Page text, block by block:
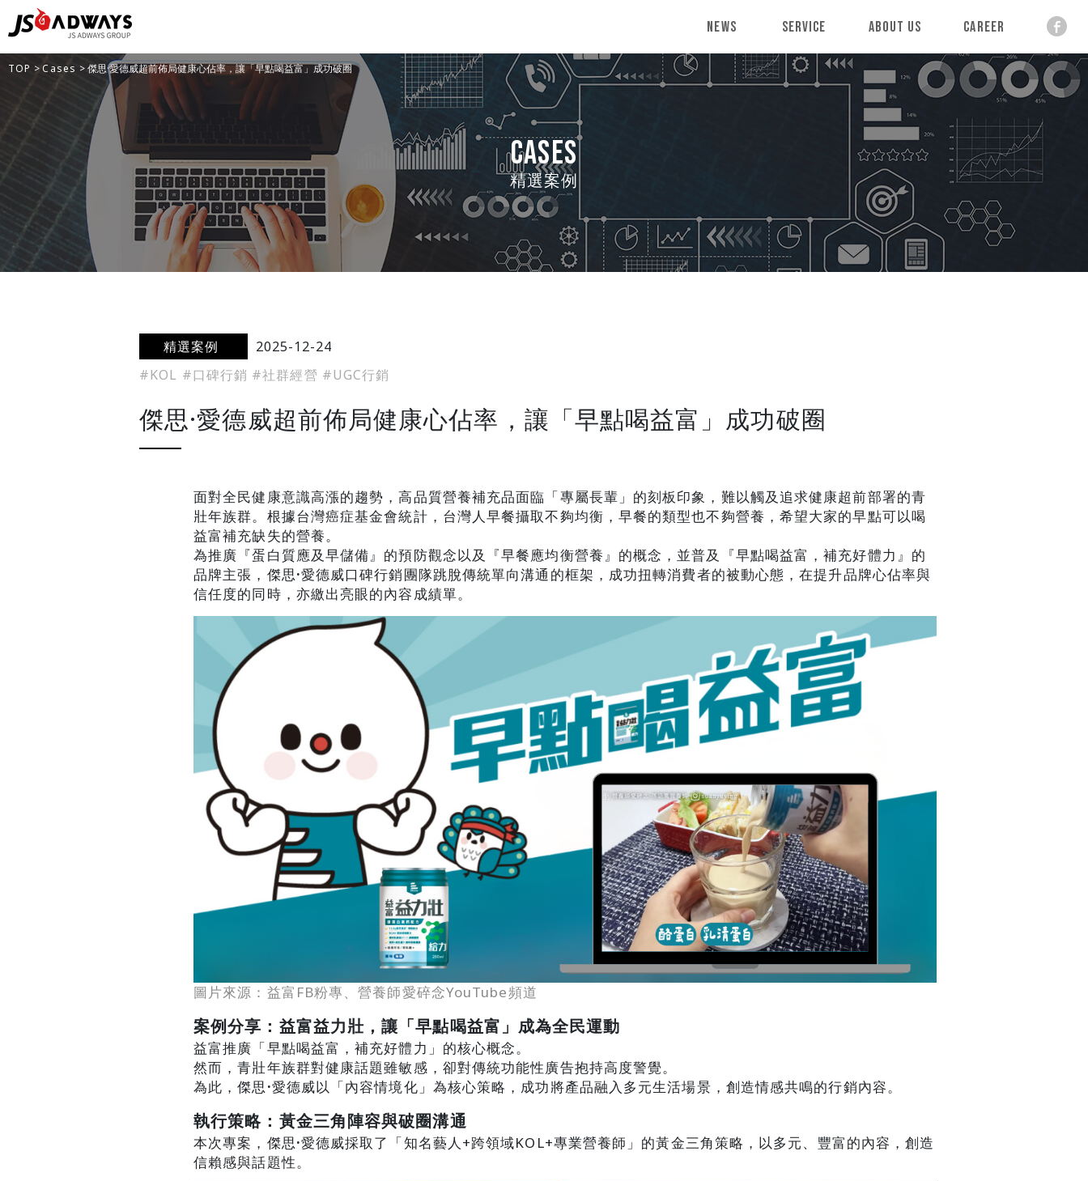
News Service About Us Career
TOP >Cases > 傑思·愛德威超前佈局健康心佔率，讓「早點喝益富」成功破圈
CASES
精選案例
精選案例
2025-12-24
#KOL #口碑行銷 #社群經營 #UGC行銷
傑思·愛德威超前佈局健康心佔率，讓「早點喝益富」成功破圈
面對全民健康意識高漲的趨勢，高品質營養補充品面臨「專屬長輩」的刻板印象，難以觸及追求健康超前部署的青
壯年族群。根據台灣癌症基金會統計，台灣人早餐攝取不夠均衡，早餐的類型也不夠營養，希望大家的早點可以喝
益富補充缺失的營養。
為推廣『蛋白質應及早儲備』的預防觀念以及『早餐應均衡營養』的概念，並普及『早點喝益富，補充好體力』的
品牌主張，傑思·愛德威口碑行銷團隊跳脫傳統單向溝通的框架，成功扭轉消費者的被動心態，在提升品牌心佔率與
信任度的同時，亦繳出亮眼的內容成績單。
圖片來源：益富FB粉專、營養師愛碎念YouTube頻道
案例分享：益富益力壯，讓「早點喝益富」成為全民運動
益富推廣「早點喝益富，補充好體力」的核心概念。
然而，青壯年族群對健康話題雖敏感，卻對傳統功能性廣告抱持高度警覺。
為此，傑思·愛德威以「內容情境化」為核心策略，成功將產品融入多元生活場景，創造情感共鳴的行銷內容。
執行策略：黃金三角陣容與破圈溝通
本次專案，傑思·愛德威採取了「知名藝人+跨領域KOL+專業營養師」的黃金三角策略，以多元、豐富的內容，創造
信賴感與話題性。